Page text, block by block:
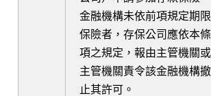
金融機構未依前項規定期
保險者，存保公司應依本
項之規定，報由主管機關
主管機關責令該金融機構
止其許可。